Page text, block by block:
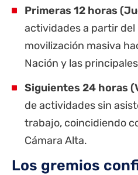
Primeras 12 horas
actividades a partir del
movilización masiva
Nación y las
Siguientes 24 horas
de actividades sin
trabajo, coincidiendo
Cámara Alta.
Los gremios